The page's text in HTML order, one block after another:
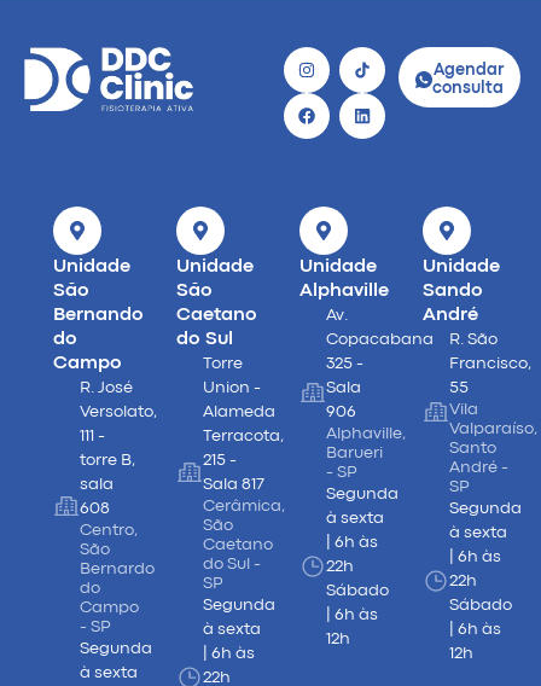
Agendar
consulta
Unidade
São
Bernando
do
Campo
R. José
Versolato,
111 -
torre B,
sala
608
Centro,
São
Bernardo
do
Campo
- SP
Segunda
à sexta
Unidade
São
Caetano
do Sul
Torre
Union -
Alameda
Terracota,
215 -
Sala 817
Cerâmica,
São
Caetano
do Sul -
SP
Segunda
à sexta
| 6h às
22h
Unidade
Alphaville
Av.
Copacabana
325 -
Sala
906
Alphaville,
Barueri
- SP
Segunda
à sexta
| 6h às
22h
Sábado
| 6h às
12h
Unidade
Sando
André
R. São
Francisco,
55
Vila
Valparaíso,
Santo
André -
SP
Segunda
à sexta
| 6h às
22h
Sábado
| 6h às
12h